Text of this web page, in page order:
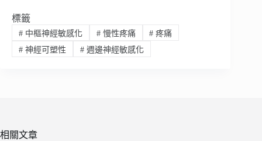
標籤
#中樞神經敏感化 #慢性疼痛 # 疼痛
#神經可塑性 #週邊神經敏感化
相關文章